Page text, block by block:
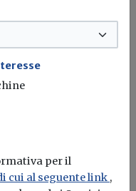
per
oggi è ancora
Ma al
per il
cui al seguente link ,